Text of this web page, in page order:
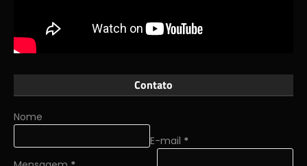
Contato
Nome
E-mail *